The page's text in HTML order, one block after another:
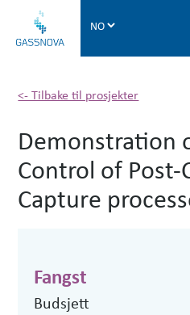
a
n
v
a
<- Tilbake til prosjekter
Demonstration
Control of
Capture
Fangst
Budsjett